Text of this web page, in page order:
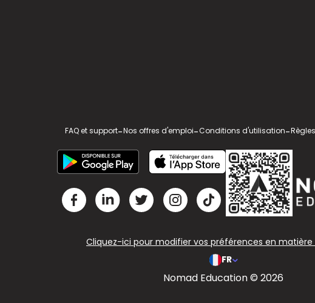
FAQ et support-Nos offres d'emploi-Conditions d'utilisation-
Cliquez-ici pour modifier vos préférences en matière
FR
Nomad Education © 2026